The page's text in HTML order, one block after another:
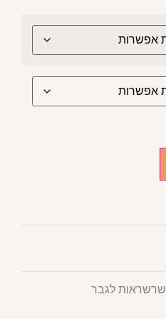
שרשראות לגבר